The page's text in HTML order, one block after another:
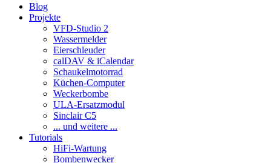
Blog
Projekte
VFD-Studio 2
Wassermelder
Eierschleuder
calDAV & iCalendar
Schaukelmotorrad
Küchen-Computer
Weckerbombe
ULA-Ersatzmodul
Sinclair C5
... und weitere ...
Tutorials
HiFi-Wartung
Bombenwecker